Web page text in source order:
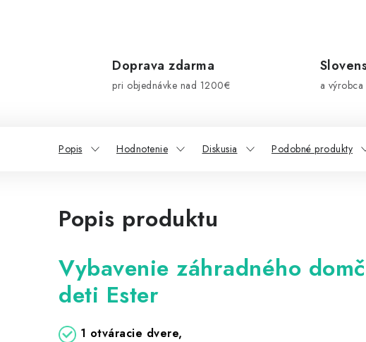
Doprava zdarma
pri objednávke nad 1200€ a
Popis Hodnotenie Diskusia Podobné produkty
Popis produktu
Vybavenie záhradného
deti Ester
1 otváracie dvere,